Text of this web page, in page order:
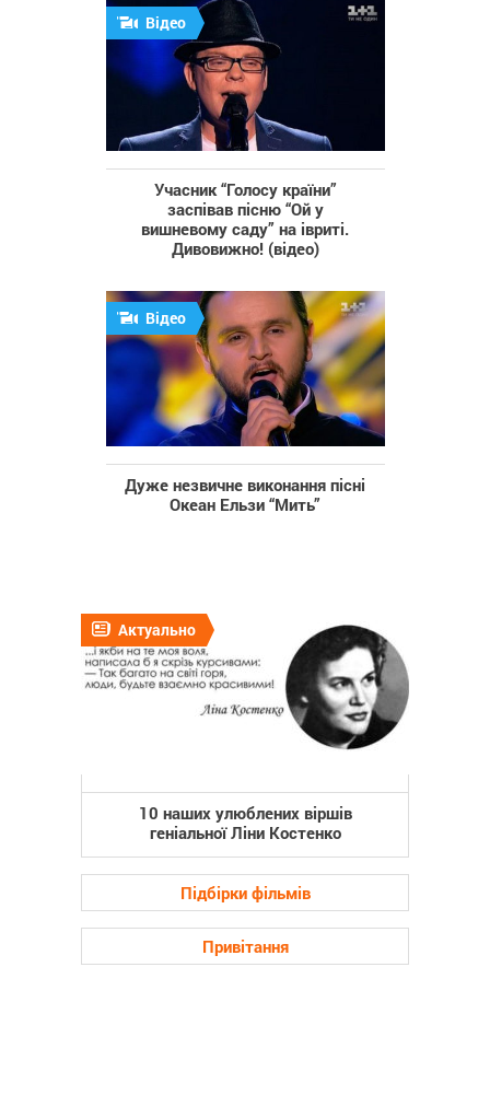
Відео
Учасник “Голосу країни”
заспівав пісню “Ой у
вишневому саду” на івриті.
Дивовижно! (відео)
Відео
Дуже незвичне виконання пісні
Океан Ельзи “Мить”
Актуально
10 наших улюблених віршів
геніальної Ліни Костенко
Підбірки фільмів
Привітання